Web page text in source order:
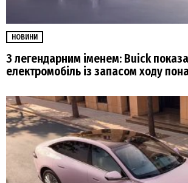
НОВИНИ
З легендарним іменем: Buick
електромобіль із запасом ходу